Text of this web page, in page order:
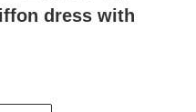
dress with